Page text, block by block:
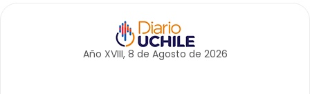
Año XVIII, 8 de Agosto de 2026